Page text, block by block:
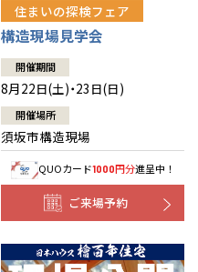
住まいの探検フェア
構造現場見学会
開催期間
8月22日(土)・23日(日)
開催場所
須坂市構造現場
QUOカード1000円分進呈中！
ご来場予約